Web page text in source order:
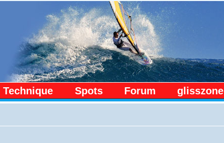
Technique Spots Forum glisszone